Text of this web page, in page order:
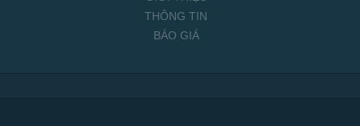
THÔNG TIN
BÁO GIÁ